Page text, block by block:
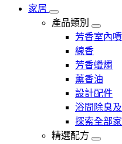
家居
產品類別
芳香室內
線香
芳香蠟燭
薰香油
設計配件
浴間除臭
探索全部
精選配方